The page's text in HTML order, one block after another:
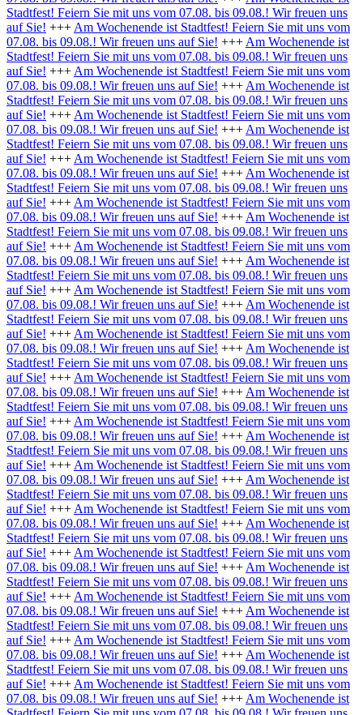
Stadtfest! Feiern Sie mit uns vom 07.08. bis 09.08.! Wir freuen uns
auf Sie! +++ Am Wochenende ist Stadtfest! Feiern Sie mit uns vom
07.08. bis 09.08.! Wir freuen uns auf Sie! +++ Am Wochenende ist
Stadtfest! Feiern Sie mit uns vom 07.08. bis 09.08.! Wir freuen uns
auf Sie! +++ Am Wochenende ist Stadtfest! Feiern Sie mit uns vom
07.08. bis 09.08.! Wir freuen uns auf Sie! +++ Am Wochenende ist
Stadtfest! Feiern Sie mit uns vom 07.08. bis 09.08.! Wir freuen uns
auf Sie! +++ Am Wochenende ist Stadtfest! Feiern Sie mit uns vom
07.08. bis 09.08.! Wir freuen uns auf Sie! +++ Am Wochenende ist
Stadtfest! Feiern Sie mit uns vom 07.08. bis 09.08.! Wir freuen uns
auf Sie! +++ Am Wochenende ist Stadtfest! Feiern Sie mit uns vom
07.08. bis 09.08.! Wir freuen uns auf Sie! +++ Am Wochenende ist
Stadtfest! Feiern Sie mit uns vom 07.08. bis 09.08.! Wir freuen uns
auf Sie! +++ Am Wochenende ist Stadtfest! Feiern Sie mit uns vom
07.08. bis 09.08.! Wir freuen uns auf Sie! +++ Am Wochenende ist
Stadtfest! Feiern Sie mit uns vom 07.08. bis 09.08.! Wir freuen uns
auf Sie! +++ Am Wochenende ist Stadtfest! Feiern Sie mit uns vom
07.08. bis 09.08.! Wir freuen uns auf Sie! +++ Am Wochenende ist
Stadtfest! Feiern Sie mit uns vom 07.08. bis 09.08.! Wir freuen uns
auf Sie! +++ Am Wochenende ist Stadtfest! Feiern Sie mit uns vom
07.08. bis 09.08.! Wir freuen uns auf Sie! +++ Am Wochenende ist
Stadtfest! Feiern Sie mit uns vom 07.08. bis 09.08.! Wir freuen uns
auf Sie! +++ Am Wochenende ist Stadtfest! Feiern Sie mit uns vom
07.08. bis 09.08.! Wir freuen uns auf Sie! +++ Am Wochenende ist
Stadtfest! Feiern Sie mit uns vom 07.08. bis 09.08.! Wir freuen uns
auf Sie! +++ Am Wochenende ist Stadtfest! Feiern Sie mit uns vom
07.08. bis 09.08.! Wir freuen uns auf Sie! +++ Am Wochenende ist
Stadtfest! Feiern Sie mit uns vom 07.08. bis 09.08.! Wir freuen uns
auf Sie! +++ Am Wochenende ist Stadtfest! Feiern Sie mit uns vom
07.08. bis 09.08.! Wir freuen uns auf Sie! +++ Am Wochenende ist
Stadtfest! Feiern Sie mit uns vom 07.08. bis 09.08.! Wir freuen uns
auf Sie! +++ Am Wochenende ist Stadtfest! Feiern Sie mit uns vom
07.08. bis 09.08.! Wir freuen uns auf Sie! +++ Am Wochenende ist
Stadtfest! Feiern Sie mit uns vom 07.08. bis 09.08.! Wir freuen uns
auf Sie! +++ Am Wochenende ist Stadtfest! Feiern Sie mit uns vom
07.08. bis 09.08.! Wir freuen uns auf Sie! +++ Am Wochenende ist
Stadtfest! Feiern Sie mit uns vom 07.08. bis 09.08.! Wir freuen uns
auf Sie! +++ Am Wochenende ist Stadtfest! Feiern Sie mit uns vom
07.08. bis 09.08.! Wir freuen uns auf Sie! +++ Am Wochenende ist
Stadtfest! Feiern Sie mit uns vom 07.08. bis 09.08.! Wir freuen uns
auf Sie! +++ Am Wochenende ist Stadtfest! Feiern Sie mit uns vom
07.08. bis 09.08.! Wir freuen uns auf Sie! +++ Am Wochenende ist
Stadtfest! Feiern Sie mit uns vom 07.08. bis 09.08.! Wir freuen uns
auf Sie! +++ Am Wochenende ist Stadtfest! Feiern Sie mit uns vom
07.08. bis 09.08.! Wir freuen uns auf Sie! +++ Am Wochenende ist
Stadtfest! Feiern Sie mit uns vom 07.08. bis 09.08.! Wir freuen uns
auf Sie! +++ Am Wochenende ist Stadtfest! Feiern Sie mit uns vom
07.08. bis 09.08.! Wir freuen uns auf Sie! +++ Am Wochenende ist